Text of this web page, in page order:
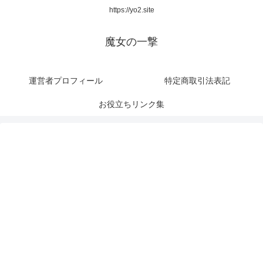
https://yo2.site
魔女の一撃
運営者プロフィール 特定商取引法表記
お役立ちリンク集